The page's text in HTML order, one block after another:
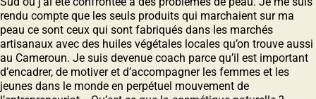
rendu compte que les seuls produits qui marchaient sur ma
peau ce sont ceux qui sont fabriqués dans les marchés
artisanaux avec des huiles végétales locales qu’on trouve aussi
au Cameroun. Je suis devenue coach parce qu’il est important
d’encadrer, de motiver et dʼaccompagner les femmes et les
jeunes dans le monde en perpétuel mouvement de